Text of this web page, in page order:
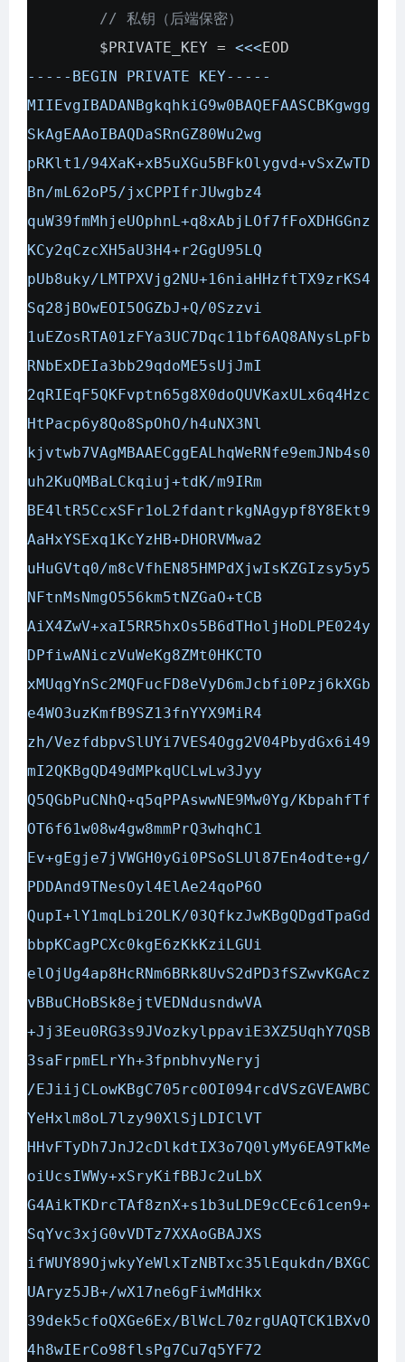
// 私钥（后端保密）
$PRIVATE_KEY = <<<EOD
-----BEGIN PRIVATE KEY-----
MIIEvgIBADANBgkqhkiG9w0BAQEFAASCBKgwgg
SkAgEAAoIBAQDaSRnGZ80Wu2wg
pRKlt1/94XaK+xB5uXGu5BFkOlygvd+vSxZwTD
Bn/mL62oP5/jxCPPIfrJUwgbz4
quW39fmMhjeUOphnL+q8xAbjLOf7fFoXDHGGnz
KCy2qCzcXH5aU3H4+r2GgU95LQ
pUb8uky/LMTPXVjg2NU+16niaHHzftTX9zrKS4
Sq28jBOwEOI5OGZbJ+Q/0Szzvi
1uEZosRTA01zFYa3UC7Dqc11bf6AQ8ANysLpFb
RNbExDEIa3bb29qdoME5sUjJmI
2qRIEqF5QKFvptn65g8X0doQUVKaxULx6q4Hzc
HtPacp6y8Qo8SpOhO/h4uNX3Nl
kjvtwb7VAgMBAAECggEALhqWeRNfe9emJNb4s0
uh2KuQMBaLCkqiuj+tdK/m9IRm
BE4ltR5CcxSFr1oL2fdantrkgNAgypf8Y8Ekt9
AaHxYSExq1KcYzHB+DHORVMwa2
uHuGVtq0/m8cVfhEN85HMPdXjwIsKZGIzsy5y5
NFtnMsNmgO556km5tNZGaO+tCB
AiX4ZwV+xaI5RR5hxOs5B6dTHoljHoDLPE024y
DPfiwANiczVuWeKg8ZMt0HKCTO
xMUqgYnSc2MQFucFD8eVyD6mJcbfi0Pzj6kXGb
e4WO3uzKmfB9SZ13fnYYX9MiR4
zh/VezfdbpvSlUYi7VES4Ogg2V04PbydGx6i49
mI2QKBgQD49dMPkqUCLwLw3Jyy
Q5QGbPuCNhQ+q5qPPAswwNE9Mw0Yg/KbpahfTf
OT6f61w08w4gw8mmPrQ3whqhC1
Ev+gEgje7jVWGH0yGi0PSoSLUl87En4odte+g/
PDDAnd9TNesOyl4ElAe24qoP6O
QupI+lY1mqLbi2OLK/03QfkzJwKBgQDgdTpaGd
bbpKCagPCXc0kgE6zKkKziLGUi
elOjUg4ap8HcRNm6BRk8UvS2dPD3fSZwvKGAcz
vBBuCHoBSk8ejtVEDNdusndwVA
+Jj3Eeu0RG3s9JVozkylppaviE3XZ5UqhY7QSB
3saFrpmELrYh+3fpnbhvyNeryj
/EJiijCLowKBgC705rc0OI094rcdVSzGVEAWBC
YeHxlm8oL7lzy90XlSjLDIClVT
HHvFTyDh7JnJ2cDlkdtIX3o7Q0lyMy6EA9TkMe
oiUcsIWWy+xSryKifBBJc2uLbX
G4AikTKDrcTAf8znX+s1b3uLDE9cCEc61cen9+
SqYvc3xjG0vVDTz7XXAoGBAJXS
ifWUY89OjwkyYeWlxTzNBTxc35lEqukdn/BXGC
UAryz5JB+/wX17ne6gFiwMdHkx
39dek5cfoQXGe6Ex/BlWcL70zrgUAQTCK1BXvO
4h8wIErCo98flsPg7Cu7q5YF72